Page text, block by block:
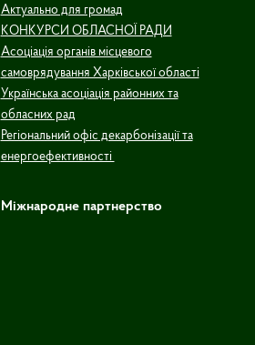
Актуально для громад
КОНКУРСИ ОБЛАСНОЇ РАДИ
Асоціація органів місцевого
самоврядування Харківської області
Українська асоціація районних та
обласних рад
Регіональний офіс декарбонізації та
енергоефективності
Міжнародне партнерство